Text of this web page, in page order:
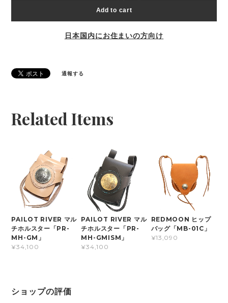
Add to cart
日本国内にお住まいの方向け
通報する
Related Items
PAILOT RIVER マル
チホルスター「PR-
MH-GM」
¥34,100
PAILOT RIVER マル
チホルスター「PR-
MH-GMISM」
¥34,100
REDMOON ヒップ
バッグ「MB-01C」
¥13,090
ショップの評価